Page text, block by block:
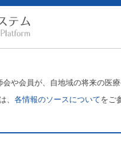
や会員が、自地域の将来の医
、各情報のソースについてをご